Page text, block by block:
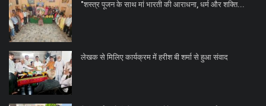
"शस्त्र पूजन के साथ मां भारती की आराधना, धर्म और शक्ति...
लेखक से मिलिए कार्यक्रम में हरीश बी शर्मा से हुआ संवाद